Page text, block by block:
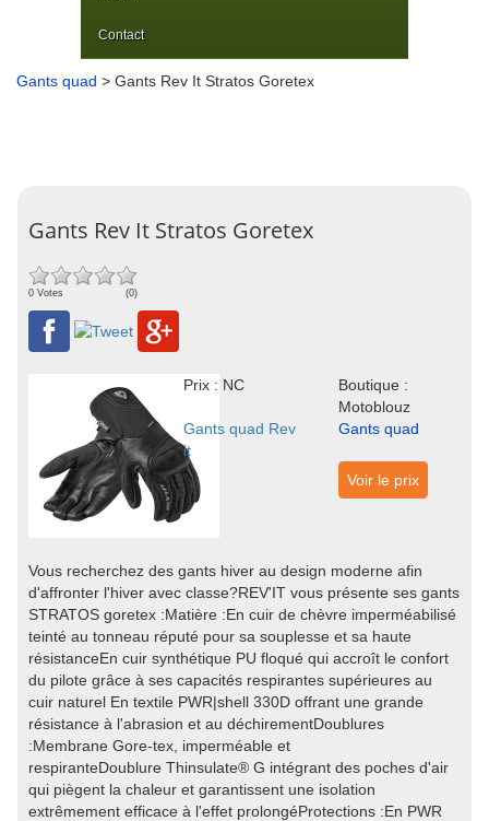
Contact
Gants quad > Gants Rev It Stratos Goretex
Gants Rev It Stratos Goretex
0 Votes (0)
Prix : NC
Boutique :
Motoblouz
Gants quad Rev
it
Gants quad
Voir le prix
Vous recherchez des gants hiver au design moderne afin
d'affronter l'hiver avec classe?REV'IT vous présente ses gants
STRATOS goretex :Matière :En cuir de chèvre imperméabilisé
teinté au tonneau réputé pour sa souplesse et sa haute
résistanceEn cuir synthétique PU floqué qui accroît le confort
du pilote grâce à ses capacités respirantes supérieures au
cuir naturel En textile PWR|shell 330D offrant une grande
résistance à l'abrasion et au déchirementDoublures
:Membrane Gore-tex, imperméable et
respiranteDoublure Thinsulate® G intégrant des poches d'air
qui piègent la chaleur et garantissent une isolation
extrêmement efficace à l'effet prolongéProtections :En PWR